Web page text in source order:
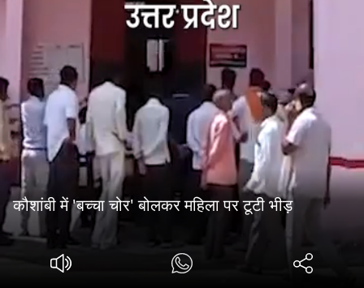
कौशांबी में 'बच्चा चोर' बोलकर महिला पर टूटी भीड़